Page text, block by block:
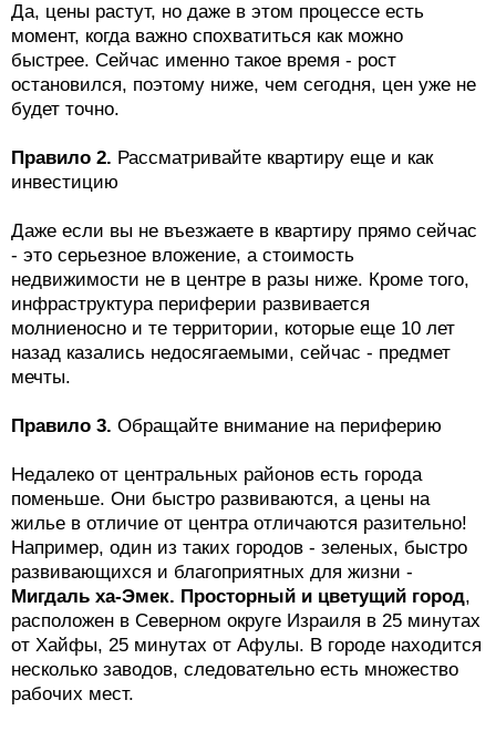
Да, цены растут, но даже в этом процессе есть
момент, когда важно спохватиться как можно
быстрее. Сейчас именно такое время - рост
остановился, поэтому ниже, чем сегодня, цен уже не
будет точно.
Правило 2. Рассматривайте квартиру еще и как
инвестицию
Даже если вы не въезжаете в квартиру прямо сейчас
- это серьезное вложение, а стоимость
недвижимости не в центре в разы ниже. Кроме того,
инфраструктура периферии развивается
молниеносно и те территории, которые еще 10 лет
назад казались недосягаемыми, сейчас - предмет
мечты.
Правило 3. Обращайте внимание на периферию
Недалеко от центральных районов есть города
поменьше. Они быстро развиваются, а цены на
жилье в отличие от центра отличаются разительно!
Например, один из таких городов - зеленых, быстро
развивающихся и благоприятных для жизни -
Мигдаль ха-Эмек. Просторный и цветущий город,
расположен в Северном округе Израиля в 25 минутах
от Хайфы, 25 минутах от Афулы. В городе находится
несколько заводов, следовательно есть множество
рабочих мест.